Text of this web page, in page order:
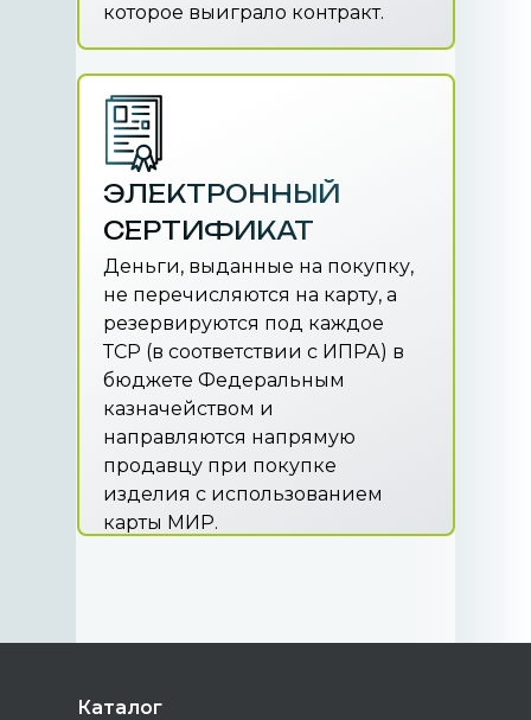
которое выиграло контракт.
ЭЛЕКТРОННЫЙ
СЕРТИФИКАТ
Деньги, выданные на покупку,
не перечисляются на карту, а
резервируются под каждое
ТСР (в соответствии с ИПРА) в
бюджете Федеральным
казначейством и
направляются напрямую
продавцу при покупке
изделия с использованием
карты МИР.
Каталог